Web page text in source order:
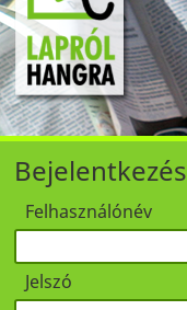
Bejelentkezés
Felhasználónév
Jelszó